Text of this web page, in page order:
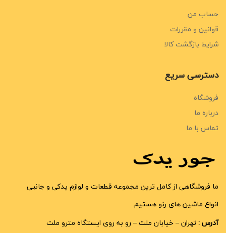
حساب من
قوانین و مقررات
شرایط بازگشت کالا
دسترسی سریع
فروشگاه
درباره ما
تماس با ما
ما فروشگاهی از کامل ترین مجموعه قطعات و لوازم یدکی و جانبی
انواع ماشین های رنو هستیم.
آدرس : تهران – خیابان ملت – رو به روی ایستگاه مترو ملت